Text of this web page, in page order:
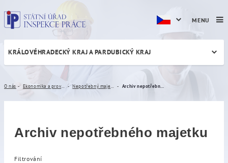
Archiv nepotřebného
KRÁLOVÉHRADECKÝ KRAJ A PARDUBICKÝ KRAJ
O nás
Archiv nepotřebného majetku
Filtrování
MENU